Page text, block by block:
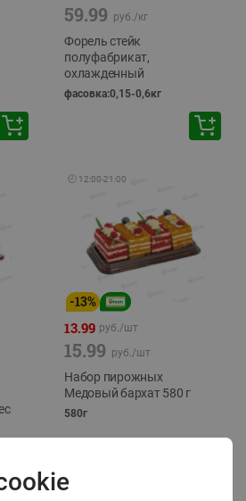
59.99 руб./кг
Форель стейк
полуфабрикат,
охлажденный
фасовка:0,15-0,6кг
🕘 12:00-21:00
-13%
13.99 руб./шт
15.99 руб./шт
Набор пирожных
Медовый бархат 580 г
580г